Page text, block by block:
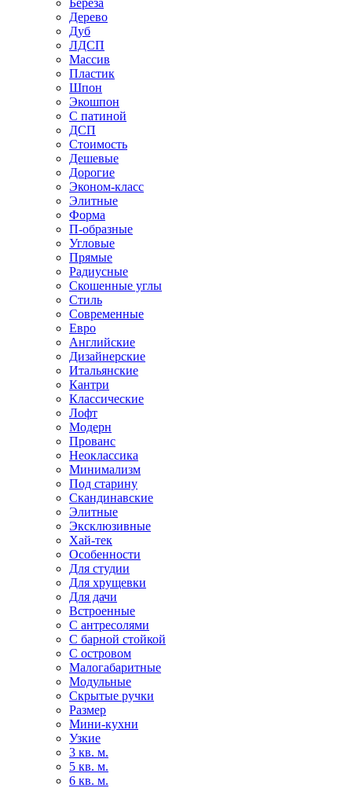
Береза
Дерево
Дуб
ЛДСП
Массив
Пластик
Шпон
Экошпон
С патиной
ДСП
Стоимость
Дешевые
Дорогие
Эконом-класс
Элитные
Форма
П-образные
Угловые
Прямые
Радиусные
Скошенные углы
Стиль
Современные
Евро
Английские
Дизайнерские
Итальянские
Кантри
Классические
Лофт
Модерн
Прованс
Неоклассика
Минимализм
Под старину
Скандинавские
Элитные
Эксклюзивные
Хай-тек
Особенности
Для студии
Для хрущевки
Для дачи
Встроенные
С антресолями
С барной стойкой
С островом
Малогабаритные
Модульные
Скрытые ручки
Размер
Мини-кухни
Узкие
3 кв. м.
5 кв. м.
6 кв. м.